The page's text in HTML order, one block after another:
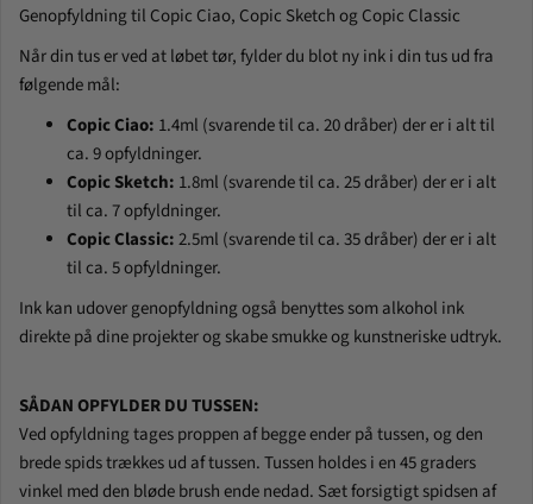
Genopfyldning til Copic Ciao, Copic Sketch og Copic Classic
Når din tus er ved at løbet tør, fylder du blot ny ink i din tus ud fra
følgende mål:
Copic Ciao: 1.4ml (svarende til ca. 20 dråber) der er i alt til
ca. 9 opfyldninger.
Copic Sketch: 1.8ml (svarende til ca. 25 dråber) der er i alt
til ca. 7 opfyldninger.
Copic Classic:2.5ml (svarende til ca. 35 dråber) der er i alt
til ca. 5 opfyldninger.
Ink kan udover genopfyldning også benyttes som alkohol ink
direkte på dine projekter og skabe smukke og kunstneriske udtryk.
SÅDAN OPFYLDER DU TUSSEN:
Ved opfyldning tages proppen af begge ender på tussen, og den
brede spids trækkes ud af tussen. Tussen holdes i en 45 graders
vinkel med den bløde brush ende nedad. Sæt forsigtigt spidsen af